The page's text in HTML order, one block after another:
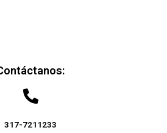
317-7211233